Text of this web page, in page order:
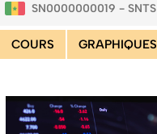
SN0000000019 - SNTS
COURS GRAPHIQUES